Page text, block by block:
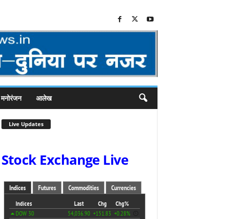
मनोरंजन आलेख
Live Updates
Stock Exchange Live